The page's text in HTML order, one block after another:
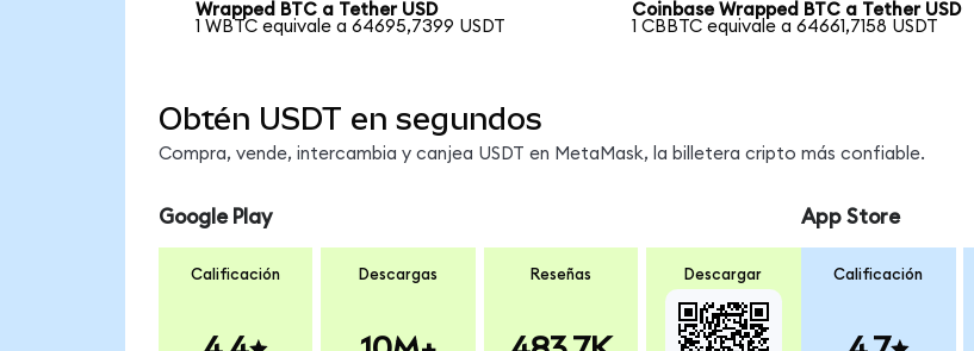
Wrapped BTC a Tether USD
1 WBTC equivale a 64695,7399 USDT
Coinbase Wrapped BTC a Tether USD
1 CBBTC equivale a 64661,7158 USDT
Obtén USDT en segundos
Compra, vende, intercambia y canjea USDT en MetaMask, la billetera cripto más confiable.
Google Play
Calificación Descargas Reseñas Descargar
App Store
Calificación